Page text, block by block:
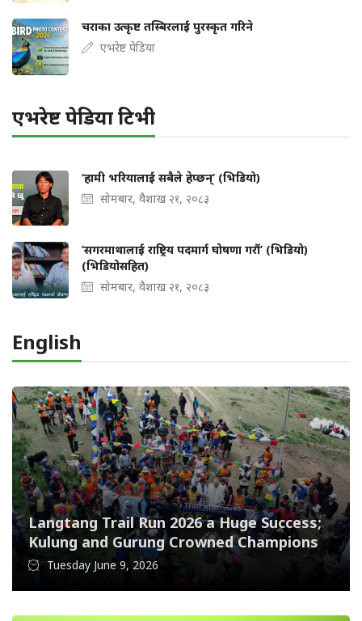
चराका उत्कृष्ट तस्बिरलाई पुरस्कृत गरिने
एभरेष्ट पेडिया
एभरेष्ट पेडिया टिभी
‘हामी भरियालाई सबैले हेप्छन्’ (भिडियो)
सोमबार, वैशाख २१, २०८३
‘सगरमाथालाई राष्ट्रिय पदमार्ग घोषणा गरौं’ (भिडियो)
(भिडियोसहित)
सोमबार, वैशाख २१, २०८३
English
Langtang Trail Run 2026 a Huge Success;
Kulung and Gurung Crowned Champions
Tuesday June 9, 2026